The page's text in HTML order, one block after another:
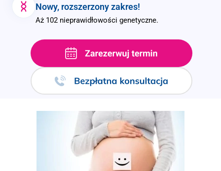
Nowy, rozszerzony zakres!
Aż 102 nieprawidłowości genetyczne.